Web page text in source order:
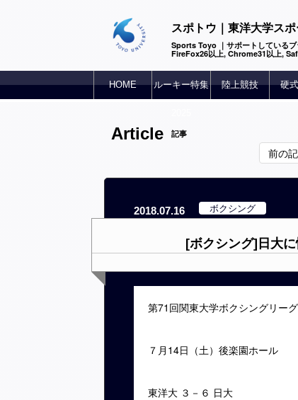
スポトウ｜東洋大学ス
Sports Toyo ｜サポートしている
FireFox26以上, Chrome31以上,
HOME ルーキー特集 陸上競技 硬
Article 記事
前の
2018.07.16 ボクシング
[ボクシング]日大
第71 回関東大学ボクシングリー
７月14日（土）後楽園ホール
東洋大 ３－６ 日大